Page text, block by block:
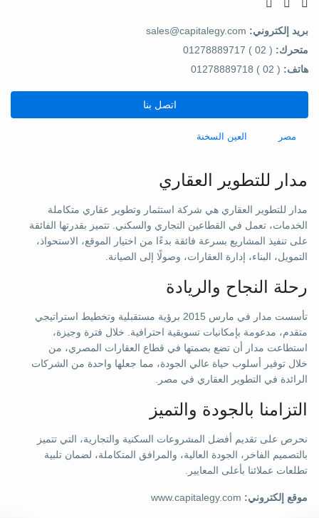
بريد إلكتروني: sales@capitalegy.com
متحرك: ( 02 ) 01278889717
هاتف: ( 02 ) 01278889718
اتصل بنا
مصر العين السخنة
مدار للتطوير العقاري
مدار للتطوير العقاري هي شركة استثمار وتطوير عقاري متكاملة
الخدمات، تعمل في القطاعين التجاري والسكني. تتميز بقدرتها الفائقة
على تنفيذ المشاريع بسرعة فائقة بدءًا من اختيار الموقع، الاستحواذ،
التمويل، البناء، إدارة العقارات، وصولًا إلى الصيانة.
رحلة النجاح والريادة
تأسست مدار في مارس 2015 برؤية مستقبلية وتخطيط استراتيجي
متقدم، مدعومة بإمكانيات تسويقية احترافية. خلال فترة وجيزة،
استطاعت مدار أن تضع بصمتها في قطاع العقارات المصري، من
خلال توفير أسلوب حياة عالي الجودة، مما جعلها واحدة من الشركات
الرائدة في التطوير العقاري في مصر.
التزامنا بالجودة والتميز
نحرص على تقديم أفضل المشروعات السكنية والتجارية، التي تتميز
بالتصميم الفاخر، الجودة العالية، والمرافق المتكاملة، لضمان تلبية
تطلعات عملائنا بأعلى المعايير.
موقع إلكتروني: www.capitalegy.com